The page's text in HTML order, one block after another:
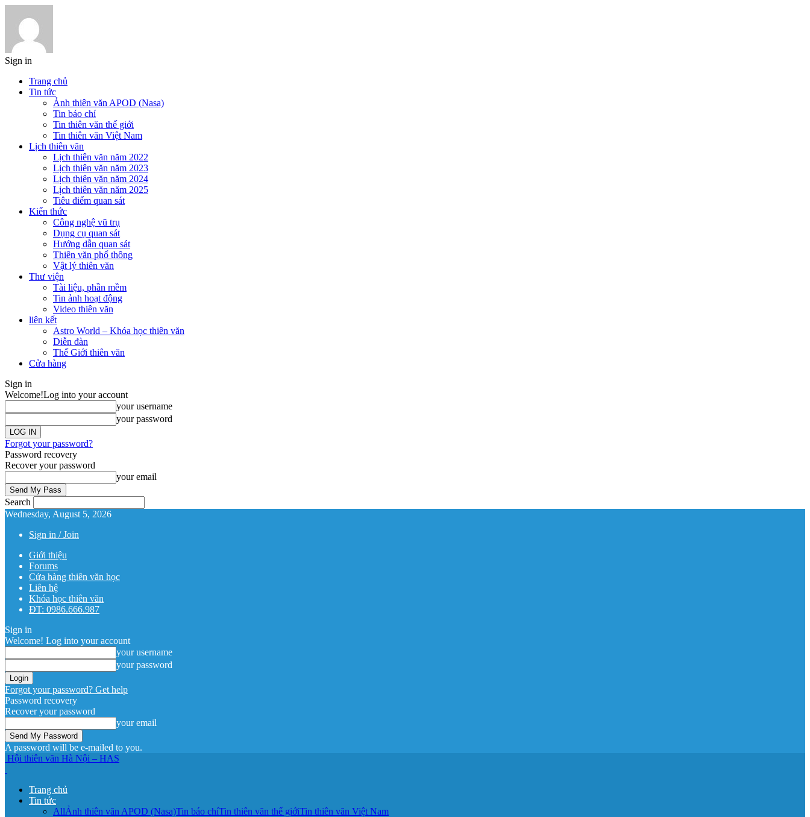
Sign in
Trang chủ
Tin tức
Ảnh thiên văn APOD (Nasa)
Tin báo chí
Tin thiên văn thế giới
Tin thiên văn Việt Nam
Lịch thiên văn
Lịch thiên văn năm 2022
Lịch thiên văn năm 2023
Lịch thiên văn năm 2024
Lịch thiên văn năm 2025
Tiêu điểm quan sát
Kiến thức
Công nghệ vũ trụ
Dụng cụ quan sát
Hướng dẫn quan sát
Thiên văn phổ thông
Vật lý thiên văn
Thư viện
Tài liệu, phần mềm
Tin ảnh hoạt động
Video thiên văn
liên kết
Astro World – Khóa học thiên văn
Diễn đàn
Thế Giới thiên văn
Cửa hàng
Sign in
Welcome!Log into your account
your username
your password
Forgot your password?
Password recovery
Recover your password
your email
Search
Wednesday, August 5, 2026
Sign in / Join
Giới thiệu
Forums
Cửa hàng thiên văn học
Liên hệ
Khóa học thiên văn
ĐT: 0986.666.987
Sign in
Welcome! Log into your account
your username
your password
Forgot your password? Get help
Password recovery
Recover your password
your email
A password will be e-mailed to you.
Hội thiên văn Hà Nội – HAS
Trang chủ
Tin tức
AllẢnh thiên văn APOD (Nasa)Tin báo chíTin thiên văn thế giớiTin thiên văn Việt Nam